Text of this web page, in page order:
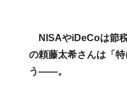
NISAやiDeCoは節
の頼藤太希さんは「
う――。